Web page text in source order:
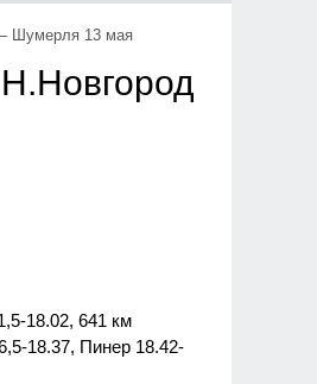
Шумерля 13 мая
18.02, 641 км
18.37, Пинер 18.42-